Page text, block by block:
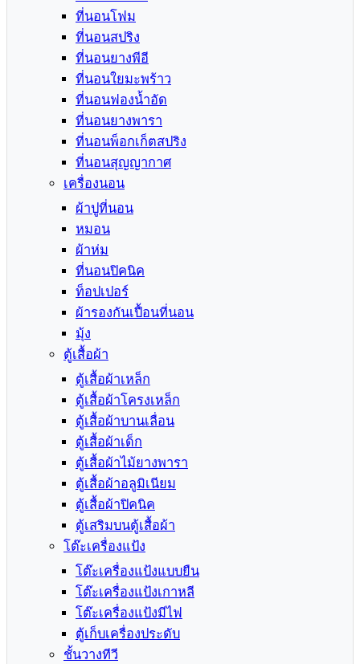
ที่นอนโฟม
ที่นอนสปริง
ที่นอนยางพีอี
ที่นอนใยมะพร้าว
ที่นอนฟองน้ำอัด
ที่นอนยางพารา
ที่นอนพ็อกเก็ตสปริง
ที่นอนสุญญากาศ
เครื่องนอน
ผ้าปูที่นอน
หมอน
ผ้าห่ม
ที่นอนปิคนิค
ท็อปเปอร์
ผ้ารองกันเปื้อนที่นอน
มุ้ง
ตู้เสื้อผ้า
ตู้เสื้อผ้าเหล็ก
ตู้เสื้อผ้าโครงเหล็ก
ตู้เสื้อผ้าบานเลื่อน
ตู้เสื้อผ้าเด็ก
ตู้เสื้อผ้าไม้ยางพารา
ตู้เสื้อผ้าอลูมิเนียม
ตู้เสื้อผ้าปิคนิค
ตู้เสริมบนตู้เสื้อผ้า
โต๊ะเครื่องแป้ง
โต๊ะเครื่องแป้งแบบยืน
โต๊ะเครื่องแป้งเกาหลี
โต๊ะเครื่องแป้งมีไฟ
ตู้เก็บเครื่องประดับ
ชั้นวางทีวี